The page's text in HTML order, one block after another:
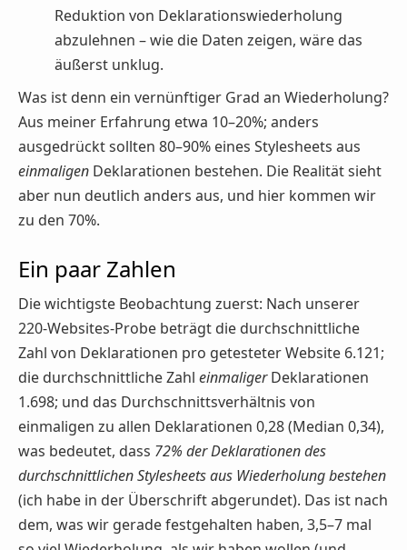
Reduktion von Deklarationswiederholung
abzulehnen – wie die Daten zeigen, wäre das
äußerst unklug.
Was ist denn ein vernünftiger Grad an Wiederholung?
Aus meiner Erfahrung etwa 10–20%; anders
ausgedrückt sollten 80–90% eines Stylesheets aus
einmaligen Deklarationen bestehen. Die Realität sieht
aber nun deutlich anders aus, und hier kommen wir
zu den 70%.
Ein paar Zahlen
Die wichtigste Beobachtung zuerst: Nach unserer
220-Websites-Probe beträgt die durchschnittliche
Zahl von Deklarationen pro getesteter Website 6.121;
die durchschnittliche Zahl einmaligerDeklarationen
1.698; und das Durchschnittsverhältnis von
einmaligen zu allen Deklarationen 0,28 (Median 0,34),
was bedeutet, dass 72% der Deklarationen des
durchschnittlichen Stylesheets aus Wiederholung bestehen
(ich habe in der Überschrift abgerundet). Das ist nach
dem, was wir gerade festgehalten haben, 3,5–7 mal